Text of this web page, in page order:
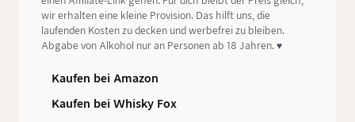
wir erhalten eine kleine Provision. Das hilft uns, die
laufenden Kosten zu decken und werbefrei zu bleiben.
Abgabe von Alkohol nur an Personen ab 18 Jahren. ♥️
Kaufen bei Amazon
Kaufen bei Whisky Fox